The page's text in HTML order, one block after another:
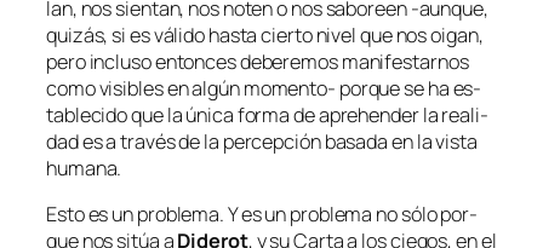
lan, nos sien­tan, nos no­ten o nos sa­bo­reen ‑aun­que,
qui­zás, si es vá­li­do has­ta cier­to ni­vel que nos oi­gan,
pe­ro in­clu­so en­ton­ces de­be­re­mos ma­ni­fes­tar­nos
co­movi­si­blesen al­gún momento- por­que se ha es­
ta­ble­ci­do que la úni­ca for­ma de aprehen­der la reali­
dad es a tra­vés de la per­cep­ción ba­sa­da en la vis­ta
humana.
Esto es un pro­ble­ma. Y es un pro­ble­ma no só­lo por­
que nos si­túa aDiderot, y suCarta a los cie­gos, en el